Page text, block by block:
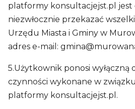
platformy konsultacjejst.pl jest
niezwłocznie przekazać
Urzędu Miasta i Gminy w
adres e-mail:
5.Użytkownik ponosi wyłączną
czynności wykonane w
platformy konsultacjejst.pl.